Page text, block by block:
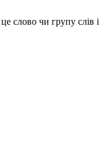
слово чи групу слів і